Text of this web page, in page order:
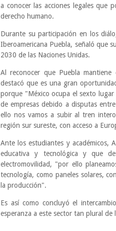
a conocer las acciones legales que
derecho humano.
Durante su participación en los
Iberoamericana Puebla, señaló que
2030 de las Naciones Unidas.
Al reconocer que Puebla
destacó que es una gran
porque "México ocupa el sexto
de empresas debido a disputas
ello nos vamos a subir al tren
región sur sureste, con acceso a
Ante los estudiantes y académicos,
educativa y tecnológica y que
electromovilidad, "por ello
tecnología, como paneles solares,
la producción".
Es así como concluyó el
esperanza a este sector tan plural de